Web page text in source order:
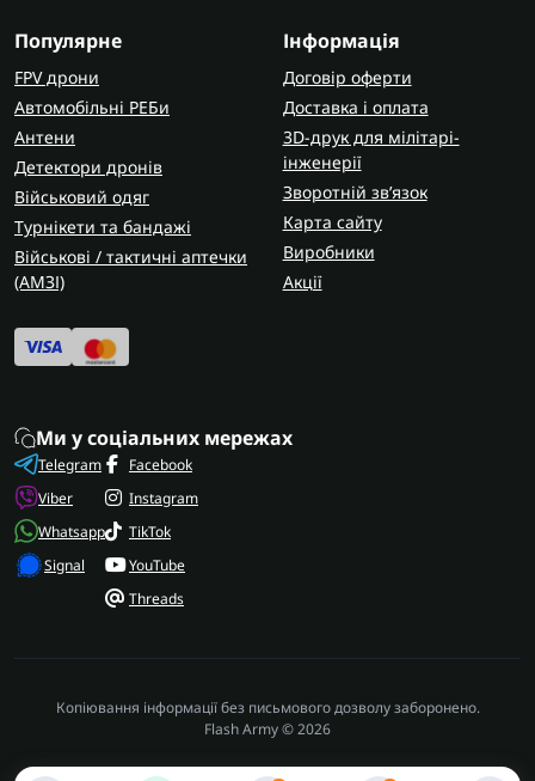
Популярне
FPV дрони
Автомобільні РЕБи
Антени
Детектори дронів
Військовий одяг
Турнікети та бандажі
Військові / тактичні аптечки
(AMЗІ)
Інформація
Договір оферти
Доставка і оплата
3D-друк для мілітарі-
інженерії
Зворотній зв’язок
Карта сайту
Виробники
Акції
Ми у соціальних мережах
Telegram
Viber
Whatsapp
Signal
Facebook
Instagram
TikTok
YouTube
Threads
Копіювання інформації без письмового дозволу заборонено.
Flash Army © 2026